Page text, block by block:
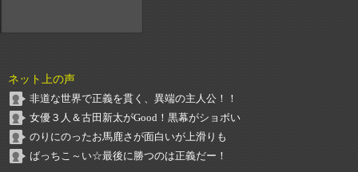
ネット上の声
非道な世界で正義を貫く、異端の主人公！！
女優３人＆古田新太がGood！黒幕がショボい
のりにのったお馬鹿さが面白いが上滑りも
ばっちこ～い☆最後に勝つのは正義だー！